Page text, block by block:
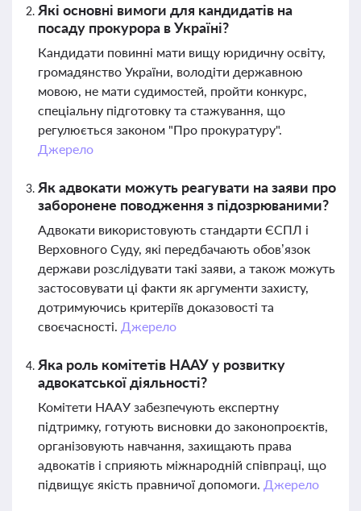
Які основні вимоги для кандидатів на
посаду прокурора в Україні?
Кандидати повинні мати вищу юридичну освіту,
громадянство України, володіти державною
мовою, не мати судимостей, пройти конкурс,
спеціальну підготовку та стажування, що
регулюється законом "Про прокуратуру".
Джерело
Як адвокати можуть реагувати на заяви про
заборонене поводження з підозрюваними?
Адвокати використовують стандарти ЄСПЛ і
Верховного Суду, які передбачають обов’язок
держави розслідувати такі заяви, а також можуть
застосовувати ці факти як аргументи захисту,
дотримуючись критеріїв доказовості та
своєчасності. Джерело
Яка роль комітетів НААУ у розвитку
адвокатської діяльності?
Комітети НААУ забезпечують експертну
підтримку, готують висновки до законопроєктів,
організовують навчання, захищають права
адвокатів і сприяють міжнародній співпраці, що
підвищує якість правничої допомоги. Джерело